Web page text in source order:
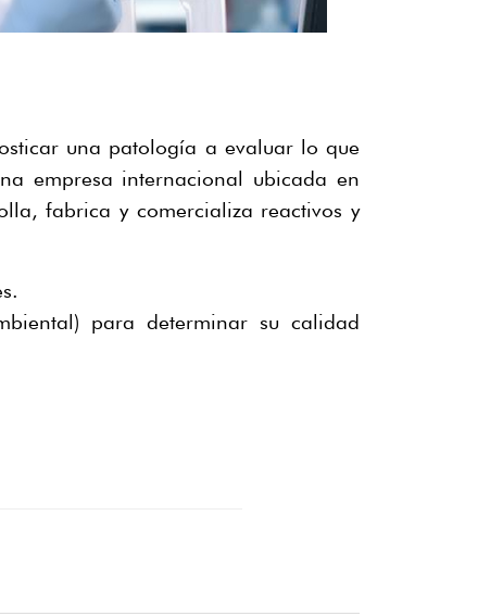
una patología a evaluar lo que
empresa internacional ubicada en
fabrica y comercializa reactivos y
para determinar su calidad